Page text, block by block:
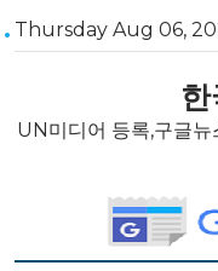
Skip
to
Thursday Aug 06,
UN미디어 등록,구글뉴